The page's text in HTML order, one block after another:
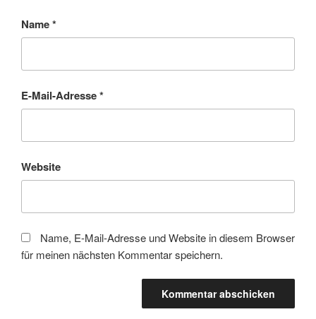
Name*
E-Mail-Adresse*
Website
Name, E-Mail-Adresse und Website in diesem Browser
für meinen nächsten Kommentar speichern.